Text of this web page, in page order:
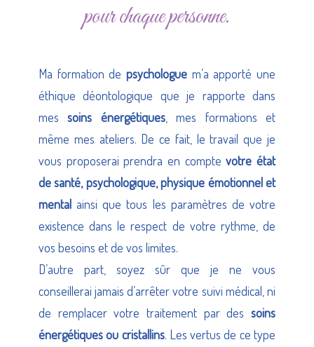
pour chaque personne.
Ma formation de psychologue m’a apporté une
éthique déontologique que je rapporte dans
messoins énergétiques, mes formations et
même mes ateliers. De ce fait, le travail que je
vous proposerai prendra en comptevotre état
de santé, psychologique, physique émotionnel et
mental ainsi que tous les paramètres de votre
existence dans le respect de votre rythme, de
vos besoins et de vos limites.
D’autre part, soyez sûr que je ne vous
conseillerai jamais d’arrêter votre suivi médical, ni
de remplacer votre traitement par des soins
énergétiques ou cristallins. Les vertus de ce type